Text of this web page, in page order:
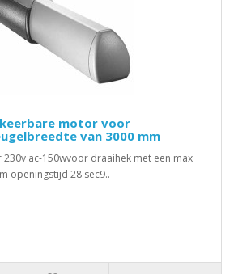
motor voor
van 3000 mm
ac-150wvoor draaihek met een max
openingstijd 28 sec9..